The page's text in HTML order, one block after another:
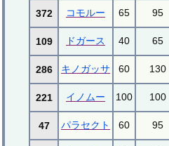
372 コモルー 65 95
109 ドガース 40 65
286 キノガッサ 60 130
221 イノムー 100 100
47 パラセクト 60 95